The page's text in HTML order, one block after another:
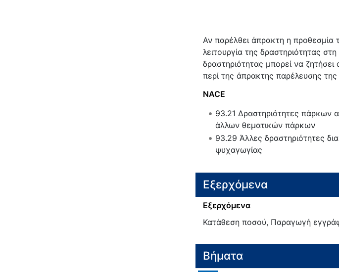
Αν παρέλθει άπρακτη η προθεσμία
λειτουργία της δραστηριότητας
δραστηριότητας μπορεί να
περί της άπρακτης παρέλευσης
NACE
93.21 Δραστηριότητες πάρκων
άλλων θεματικών πάρκων
93.29 Άλλες δραστηριότητες
ψυχαγωγίας
Εξερχόμενα
Εξερχόμενα
Κατάθεση ποσού, Παραγωγή
Βήματα